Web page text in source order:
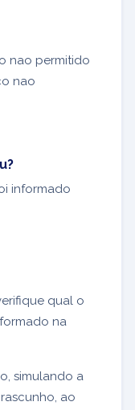
nao permitido
nao
informado
qual o
na
simulando a
ao